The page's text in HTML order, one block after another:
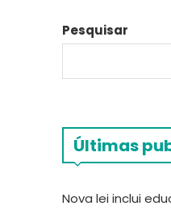
Pesquisar
Últimas
Nova lei inclui